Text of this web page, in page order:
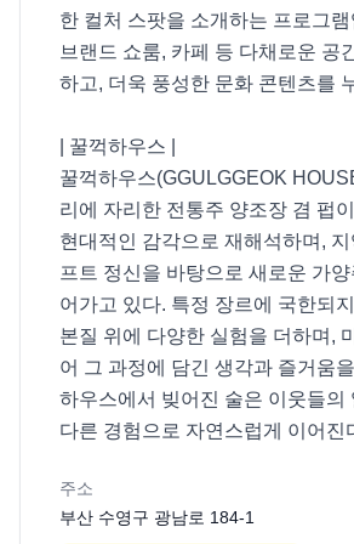
한 컬처 스팟을 소개하는 프로그
브랜드 쇼룸, 카페 등 다채로운 공
하고, 더욱 풍성한 문화 콘텐츠를
| 꿀꺽하우스 |
꿀꺽하우스(GGULGGEOK
리에 자리한 전통주 양조장 겸 펍
현대적인 감각으로 재해석하며,
프트 정신을 바탕으로 새로운 가
어가고 있다. 특정 장르에 국한되
본질 위에 다양한 실험을 더하며,
어 그 과정에 담긴 생각과 즐거움
하우스에서 빚어진 술은 이웃들의
다른 경험으로 자연스럽게 이어진
주소
부산 수영구 광남로 184-1